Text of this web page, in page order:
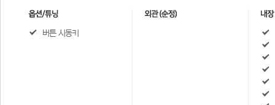
버튼 시동키